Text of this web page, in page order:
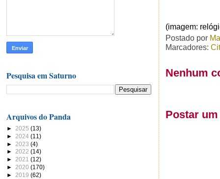
(imagem:
Postado por
Marcadores:
Nenhum
Postar
Pesquisa em Saturno
Arquivos do Panda
► 2025 (13)
► 2024 (11)
► 2023 (4)
► 2022 (14)
► 2021 (12)
► 2020 (170)
► 2019 (62)